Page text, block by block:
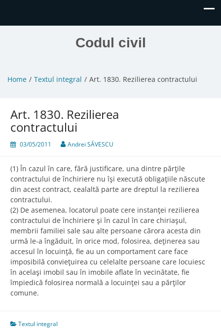
Codul civil
Home Textul integral Art. 1830. Rezilierea contractului
Art. 1830. Rezilierea
contractului
03/05/2011 Andrei SĂVESCU
(1) În cazul în care, fără justificare, una dintre părţile
contractului de închiriere nu îşi execută obligaţiile născute
din acest contract, cealaltă parte are dreptul la rezilierea
contractului.
(2) De asemenea, locatorul poate cere instanţei rezilierea
contractului de închiriere şi în cazul în care chiriaşul,
membrii familiei sale sau alte persoane cărora acesta din
urmă le-a îngăduit, în orice mod, folosirea, deţinerea sau
accesul în locuinţă, fie au un comportament care face
imposibilă convieţuirea cu celelalte persoane care locuiesc
în acelaşi imobil sau în imobile aflate în vecinătate, fie
împiedică folosirea normală a locuinţei sau a părţilor
comune.
Textul integral